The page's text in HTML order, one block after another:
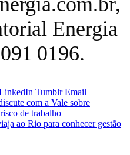
Energia
0196.
Tumblr Email
com a Vale sobre
de trabalho
ao Rio para conhecer gestão